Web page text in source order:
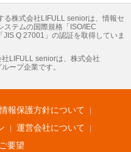
方創生 ママの就労支援
整理 老後の暮らし情報
不動産投資 アドバイザー
賃相場 不動産会社
まちむすび
LIFULL HOME'S PRESS
産転職
る株式会社LIFULL seniorは、情報セ
ステムの国際規格「ISO/IEC
Q 27001」の認証を取得していま
LIFULL seniorは、株式会社
ープ企業です。
報保護方針について
運営会社について
要望